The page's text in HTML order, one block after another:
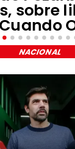
sobre
NACIONAL